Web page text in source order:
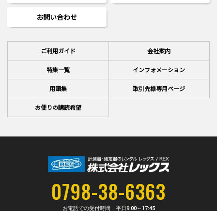
お問い合わせ
ご利用ガイド 会社案内
特集一覧 インフォメーション
用語集 取引先様専用ページ
お便りの講読希望
0798-38-6363
お電話での受付時間 平日9:00～17:45